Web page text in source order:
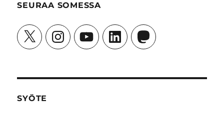
SEURAA SOMESSA
X InstagramYouTubeLinkedInMastodon
SYÖTE